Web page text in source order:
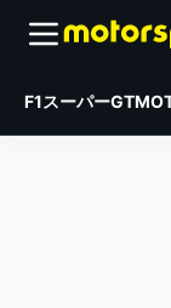
F1スーパーGT